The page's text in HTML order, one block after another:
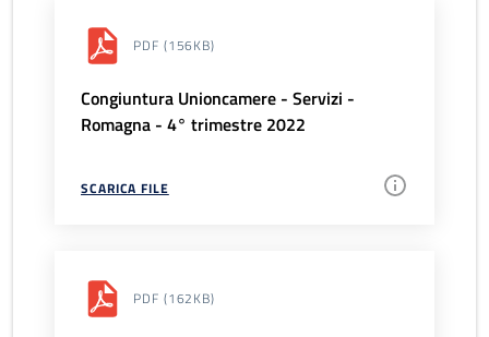
PDF (156KB)
Congiuntura Unioncamere - Servizi -
Romagna - 4° trimestre 2022
SCARICA FILE
PDF (162KB)